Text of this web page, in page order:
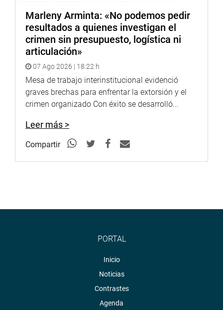
Marleny Arminta: «No podemos pedir
resultados a quienes investigan el
crimen sin presupuesto, logística ni
articulación»
07 Ago 2026 | 18:22 h
Mesa de trabajo interinstitucional evidenció
graves brechas para enfrentar la extorsión y el
crimen organizado Con éxito se desarrolló...
Leer más >
Compartir
PORTAL
Inicio
Noticias
Contrastes
Agenda